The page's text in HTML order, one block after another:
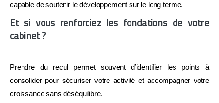
capable de soutenir le développement sur le long terme.
Et si vous renforciez les fondations de votre
cabinet ?
Prendre du recul permet souvent d’identifier les points à
consolider pour sécuriser votre activité et accompagner votre
croissance sans déséquilibre.